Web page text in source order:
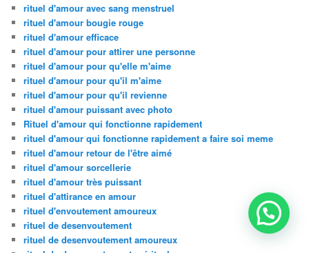
rituel d'amour avec sang menstruel
rituel d'amour bougie rouge
rituel d'amour efficace
rituel d'amour pour attirer une personne
rituel d'amour pour qu'elle m'aime
rituel d'amour pour qu'il m'aime
rituel d'amour pour qu'il revienne
rituel d'amour puissant avec photo
Rituel d'amour qui fonctionne rapidement
rituel d'amour qui fonctionne rapidement a faire soi meme
rituel d'amour retour de l'être aimé
rituel d'amour sorcellerie
rituel d'amour très puissant
rituel d'attirance en amour
rituel d'envoutement amoureux
rituel de desenvoutement
rituel de desenvoutement amoureux